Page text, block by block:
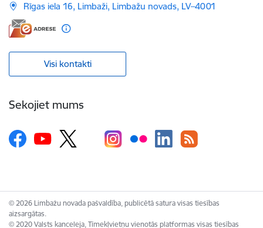
Rīgas iela 16, Limbaži, Limbažu novads, LV–4001
Visi kontakti
Sekojiet mums
© 2026 Limbažu novada pašvaldība, publicētā satura visas tiesības
aizsargātas.
© 2020 Valsts kanceleja, Tīmekļvietņu vienotās platformas visas tiesības